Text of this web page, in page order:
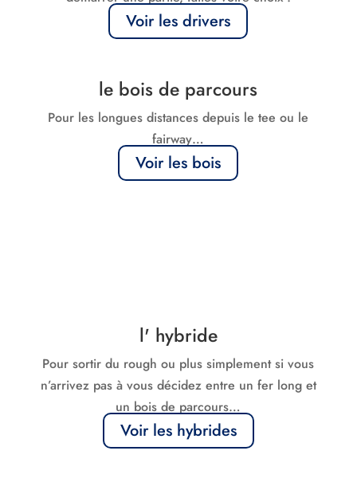
Voir les drivers
le bois de parcours
Pour les longues distances depuis le tee ou le
fairway…
Voir les bois
l' hybride
Pour sortir du rough ou plus simplement si vous
n’arrivez pas à vous décidez entre un fer long et
un bois de parcours…
Voir les hybrides